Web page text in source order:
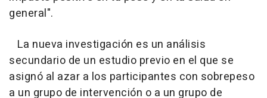
general".
La nueva investigación es un análisis
secundario de un estudio previo en el que se
asignó al azar a los participantes con sobrepeso
a un grupo de intervención o a un grupo de